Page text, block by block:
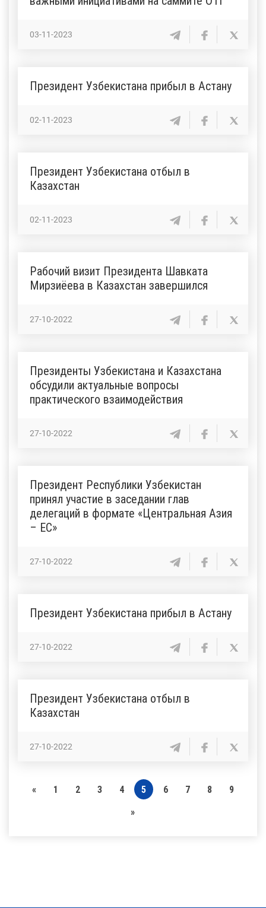
03-11-2023
Президент Узбекистана прибыл в Астану
02-11-2023
Президент Узбекистана отбыл в
Казахстан
02-11-2023
Рабочий визит Президента Шавката
Мирзиёева в Казахстан завершился
27-10-2022
Президенты Узбекистана и Казахстана
обсудили актуальные вопросы
практического взаимодействия
27-10-2022
Президент Республики Узбекистан
принял участие в заседании глав
делегаций в формате «Центральная Азия
– ЕС»
27-10-2022
Президент Узбекистана прибыл в Астану
27-10-2022
Президент Узбекистана отбыл в
Казахстан
27-10-2022
« 1 2 3 4 5 6 7 8
9
»